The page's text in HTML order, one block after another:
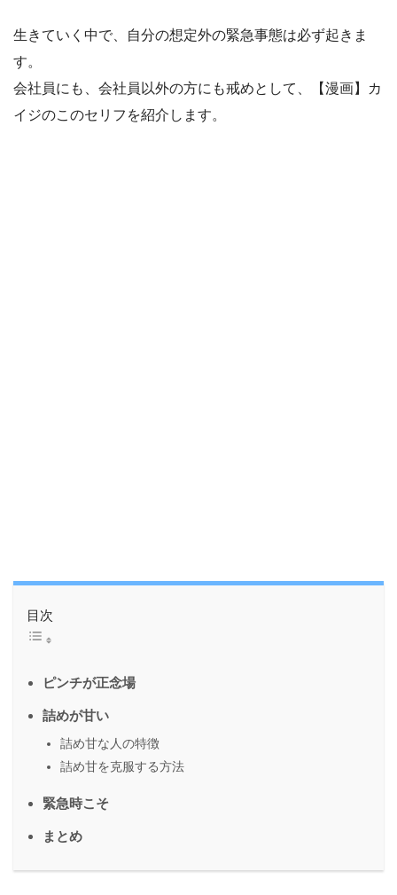
生きていく中で、自分の想定外の緊急事態は必ず起きま
す。
会社員にも、会社員以外の方にも戒めとして、【漫画】カ
イジのこのセリフを紹介します。
目次
ピンチが正念場
詰めが甘い
詰め甘な人の特徴
詰め甘を克服する方法
緊急時こそ
まとめ